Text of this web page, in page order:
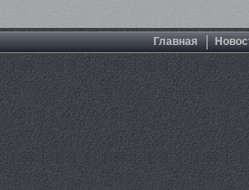
Главная